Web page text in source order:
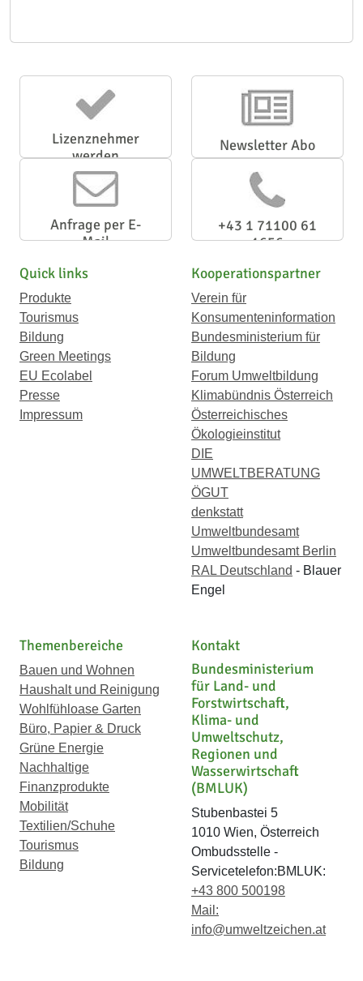
Lizenznehmer
werden
Newsletter Abo
Anfrage per E-
Mail
+43 1 71100 61
1656
Quick links
Produkte
Tourismus
Bildung
Green Meetings
EU Ecolabel
Presse
Impressum
Kooperationspartner
Verein für
Konsumenteninformation
Bundesministerium für
Bildung
Forum Umweltbildung
Klimabündnis Österreich
Österreichisches
Ökologieinstitut
DIE
UMWELTBERATUNG
ÖGUT
denkstatt
Umweltbundesamt
Umweltbundesamt Berlin
RAL Deutschland - Blauer
Engel
Themenbereiche
Bauen und Wohnen
Haushalt und Reinigung
Wohlfühloase Garten
Büro, Papier & Druck
Grüne Energie
Nachhaltige
Finanzprodukte
Mobilität
Textilien/Schuhe
Tourismus
Bildung
Kontakt
Bundesministerium
für Land- und
Forstwirtschaft,
Klima- und
Umweltschutz,
Regionen und
Wasserwirtschaft
(BMLUK)
Stubenbastei 5
1010 Wien, Österreich
Ombudsstelle -
Servicetelefon:BMLUK:
+43 800 500198
Mail:
info@umweltzeichen.at